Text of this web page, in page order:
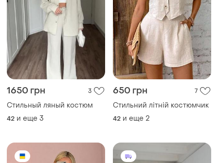
1650 грн 3
Стильный ляный костюм
42 и еще 3
650 грн 7
Стильний літній костюмчик
42 и еще 2